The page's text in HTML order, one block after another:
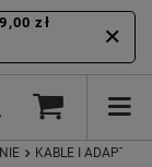
zł
KABLE I ADAPTERY